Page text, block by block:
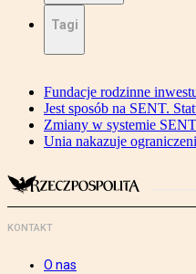
Tagi
Fundacje rodzinne
Jest sposób na SENT.
Zmiany w systemie
Unia nakazuje
KONTAKT
O nas